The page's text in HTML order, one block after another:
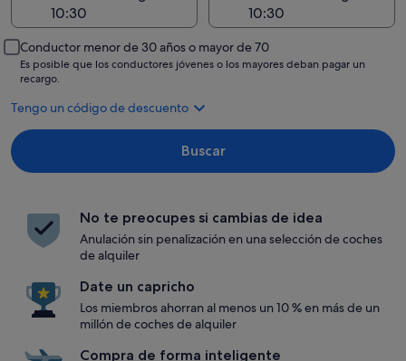
Conductor menor de 30 años o mayor de 70
Es posible que los conductores jóvenes o los mayores deban pagar un
recargo.
Tengo un código de descuento
Buscar
No te preocupes si cambias de idea
Anulación sin penalización en una selección de coches
de alquiler
Date un capricho
Los miembros ahorran al menos un 10 % en más de un
millón de coches de alquiler
Compra de forma inteligente